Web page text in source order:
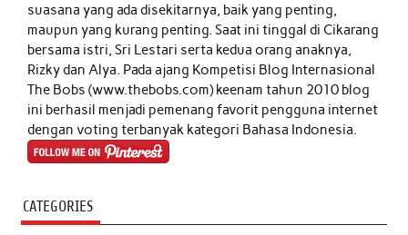
suasana yang ada disekitarnya, baik yang penting,
maupun yang kurang penting. Saat ini tinggal di Cikarang
bersama istri, Sri Lestari serta kedua orang anaknya,
Rizky dan Alya. Pada ajang Kompetisi Blog Internasional
The Bobs (www.thebobs.com) keenam tahun 2010 blog
ini berhasil menjadi pemenang favorit pengguna internet
dengan voting terbanyak kategori Bahasa Indonesia.
CATEGORIES